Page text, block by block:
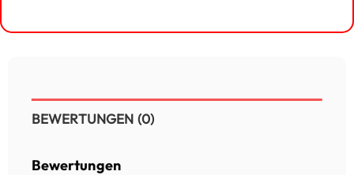
BEWERTUNGEN (0)
Bewertungen